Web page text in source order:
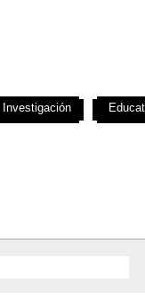
Investigación